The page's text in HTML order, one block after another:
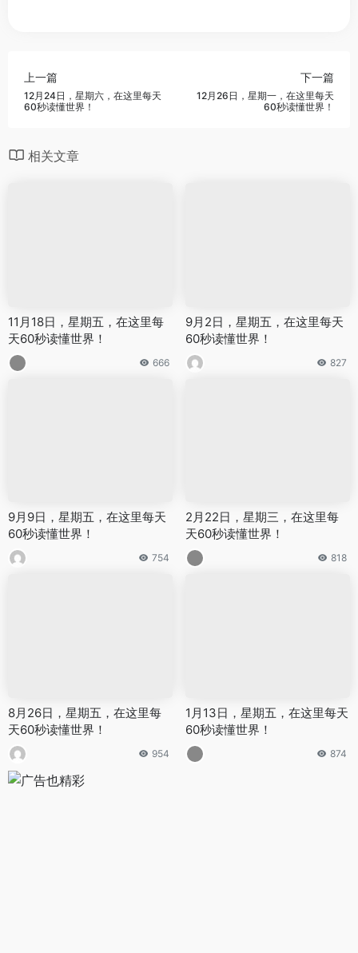
上一篇
12月24日，星期六，在这里每天
60秒读懂世界！
下一篇
12月26日，星期一，在这里每天
60秒读懂世界！
相关文章
11月18日，星期五，在这里每
天60秒读懂世界！
666
9月2日，星期五，在这里每天
60秒读懂世界！
827
9月9日，星期五，在这里每天
60秒读懂世界！
754
2月22日，星期三，在这里每
天60秒读懂世界！
818
8月26日，星期五，在这里每
天60秒读懂世界！
954
1月13日，星期五，在这里每天
60秒读懂世界！
874